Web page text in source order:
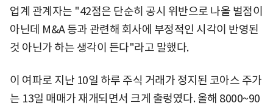
업계 관계자는 "42점은 단순히 공시 위반으로 나올 벌점이
아닌데 M&A 등과 관련해 회사에 부정적인 시각이 반영된
것 아닌가 하는 생각이 든다"라고 말했다.
이 여파로 지난 10일 하루 주식 거래가 정지된 코아스 주가
는 13일 매매가 재개되면서 크게 출렁였다. 올해 8000~90